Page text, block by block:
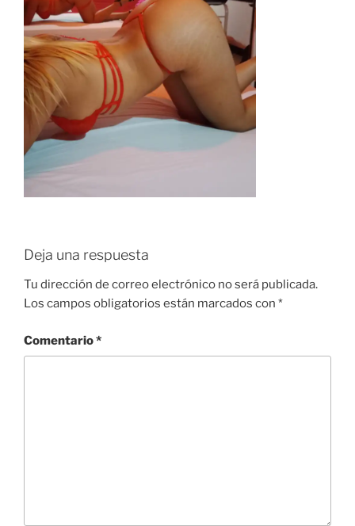
Deja una respuesta
Tu dirección de correo electrónico no será publicada.
Los campos obligatorios están marcados con *
Comentario*